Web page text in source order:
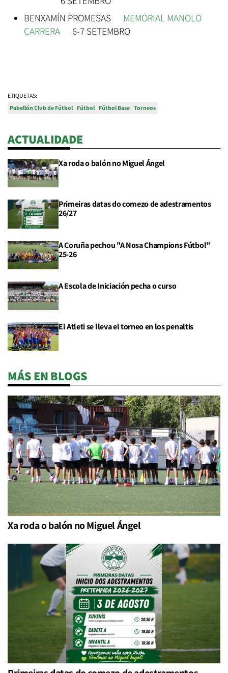
BENXAMÍN PROMESAS MEMORIAL MANOLO
CARRERA 6-7 SETEMBRO
ETIQUETAS:
Pabellón Club de Fútbol Fútbol Fútbol Base Torneos
ACTUALIDADE
Xa roda o balón no Miguel Ángel
Primeiras datas do comezo de adestramentos
26/27
A Coruña pechou "A Nosa Champions Fútbol"
25-26
A Escola de Iniciación pecha o curso
El Atleti se lleva el torneo en los penaltis
MÁS EN BLOGS
Xa roda o balón no Miguel Ángel